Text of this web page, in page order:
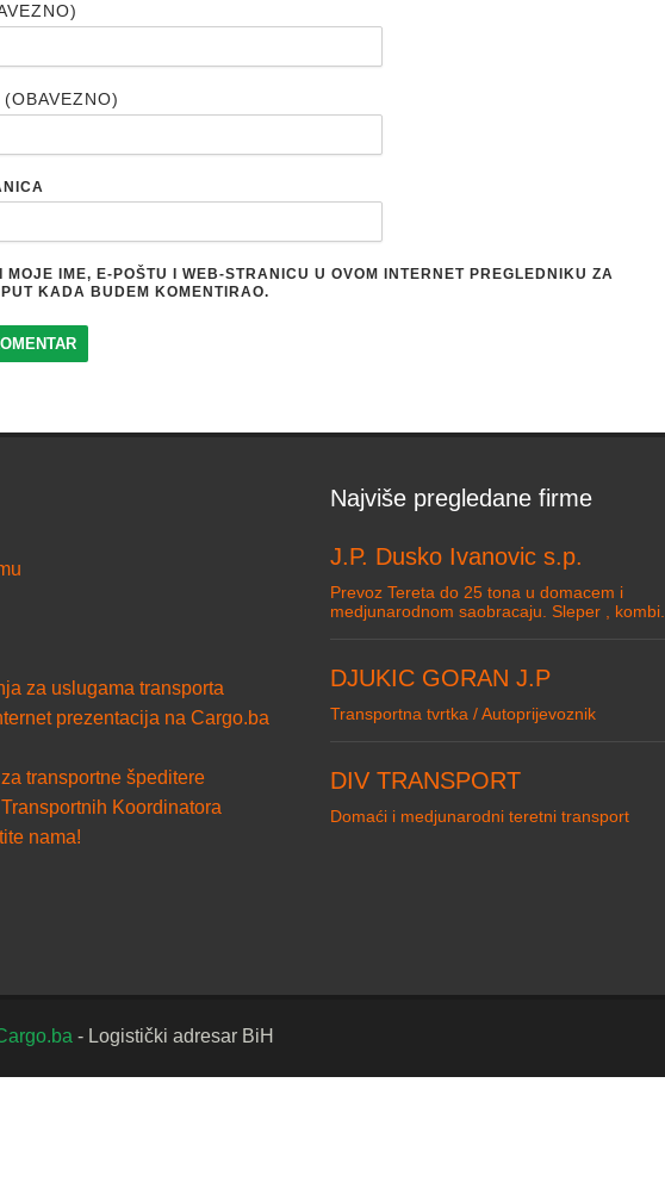
(OBAVEZNO)
MOJE IME, E-POŠTU I WEB-STRANICU U OVOM INTERNET PREGLEDNIKU ZA
KADA BUDEM KOMENTIRAO.
za uslugama transporta
prezentacija na Cargo.ba
transportne špeditere
Koordinatora
nama!
Najviše pregledane firme
J.P. Dusko Ivanovic s.p.
Prevoz Tereta do 25 tona u domacem i
medjunarodnom saobracaju. Sleper , kombi.
DJUKIC GORAN J.P
Transportna tvrtka / Autoprijevoznik
DIV TRANSPORT
Domaći i medjunarodni teretni transport
- Logistički adresar BiH